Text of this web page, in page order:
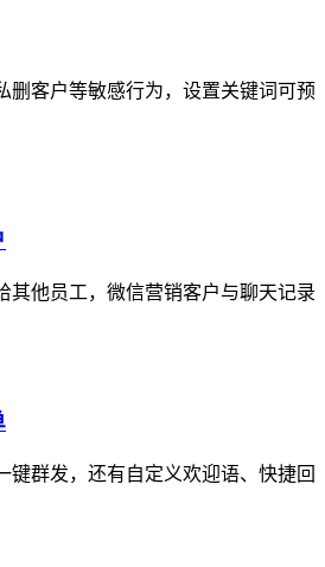
删客户等敏感行为，设置关键词可预
其他员工，微信营销客户与聊天记录
键群发，还有自定义欢迎语、快捷回